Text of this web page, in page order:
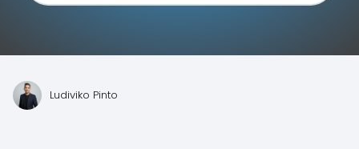
Ludiviko Pinto